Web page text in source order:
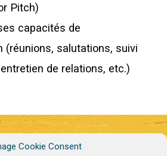
Cookie Consent
Pitch)
capacités de
(réunions, salutations, suivi
entretien de relations, etc.)